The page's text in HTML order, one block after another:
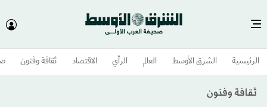
الرئيسية الشرق الأوسط​ العالم الرأي الاقتصاد ثقافة وفنون
ثقافة وفنون